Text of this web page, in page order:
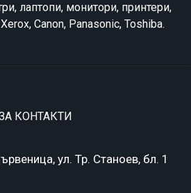
лаптопи, монитори, принтери,
Canon, Panasonic, Toshiba.
КОНТАКТИ
ул. Тр. Станоев, бл. 1